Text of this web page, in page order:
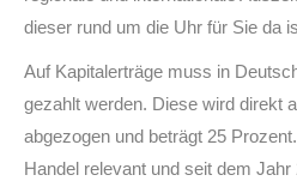
dieser rund um die Uhr für Sie da
Auf Kapitalerträge muss in
gezahlt werden. Diese wird direkt
abgezogen und beträgt 25
Handel relevant und seit dem